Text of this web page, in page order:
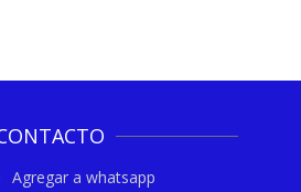
Agregar a whatsapp